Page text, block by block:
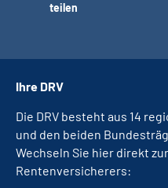
teilen
Ihre DRV
Die DRV besteht aus 14
und den beiden
Wechseln Sie hier direkt
Rentenversicherers: